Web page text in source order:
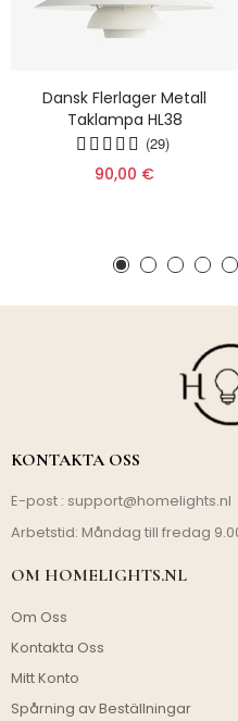
Dansk Flerlager Metall
Taklampa HL38
(29)
90,00 €
KONTAKTA OSS
E-post : support@homelights.nl
Arbetstid: Måndag till fredag
OM HOMELIGHTS.NL
Om Oss
Kontakta Oss
Mitt Konto
Spårning av Beställningar